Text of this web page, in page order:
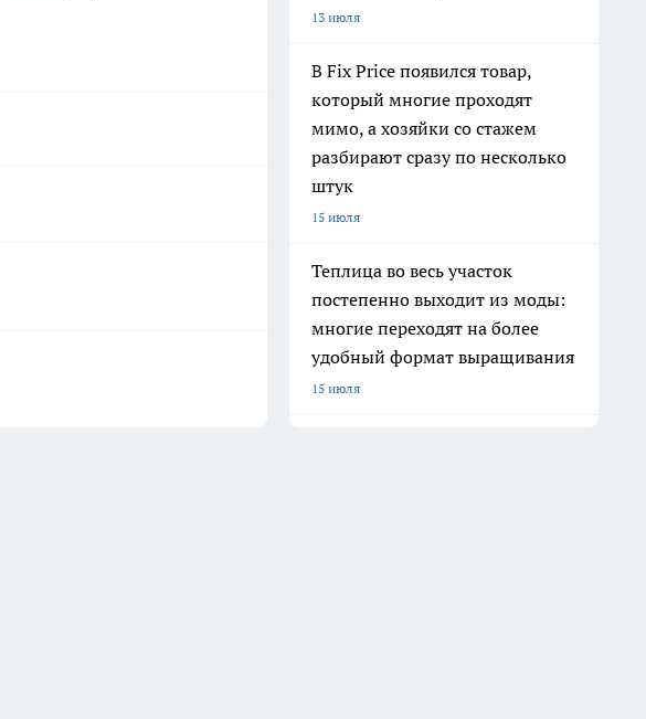
13 июля
В Fix Price появился товар,
который многие проходят
мимо, а хозяйки со стажем
разбирают сразу по несколько
штук
15 июля
Теплица во весь участок
постепенно выходит из моды:
многие переходят на более
удобный формат выращивания
15 июля